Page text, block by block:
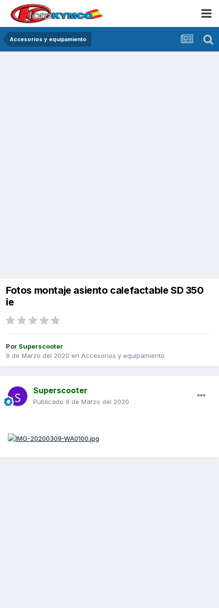
Accesorios y equipamiento
Fotos montaje asiento calefactable SD 350
ie
Por Superscooter
9 de Marzo del 2020 en Accesorios y equipamiento
Superscooter
Publicado 9 de Marzo del 2020